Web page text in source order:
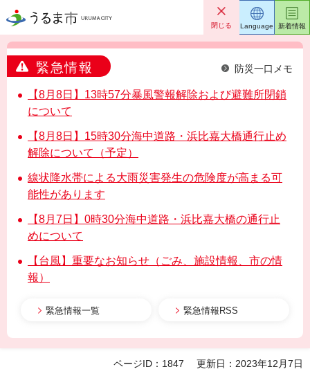
うるま市 閉じる
緊急情報 防災一口メモ
【8月8日】13時57分暴風警報解除および避難所閉鎖
について
【8月8日】15時30分海中道路・浜比嘉大橋通行止め
解除について（予定）
線状降水帯による大雨災害発生の危険度が高まる可
能性があります
【8月7日】0時30分海中道路・浜比嘉大橋の通行止
めについて
【台風】重要なお知らせ（ごみ、施設情報、市の情
報）
緊急情報一覧 緊急情報RSS
Language 新着情報
ページID：1847 更新日：2023年12月7日